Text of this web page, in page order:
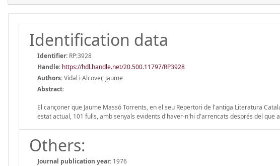
Identification data
Identifier: RP:3928
Handle: https://hdl.handle.net/20.500.11797/RP3928
Authors:Vidal i Alcover, Jaume
Abstract:
El cançoner que Jaume Massó Torrents, en el seu Repertori de l'antiga Literatura
estat actual, 101 fulls, amb senyals evidents d'haver-n'hi d'arrencats després del que
Others:
Journal publication year: 1976